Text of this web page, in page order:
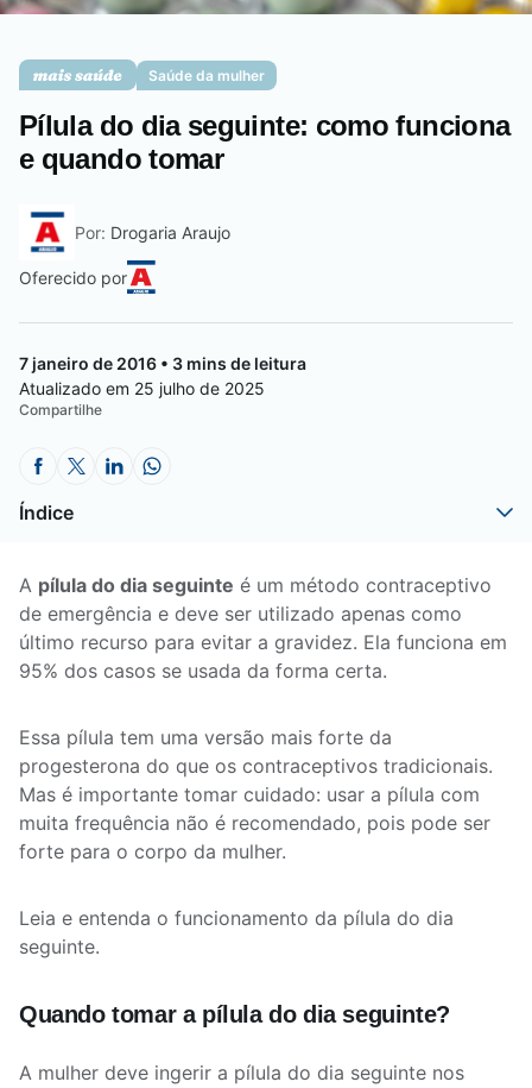
Saúde da mulher
Pílula do dia seguinte: como funciona
e quando tomar
Por: Drogaria Araujo
Oferecido por
7 janeiro de 2016 • 3 mins de leitura
Atualizado em 25 julho de 2025
Compartilhe
Índice
A pílula do dia seguinte é um método contraceptivo
de emergência e deve ser utilizado apenas como
último recurso para evitar a gravidez. Ela funciona em
95% dos casos se usada da forma certa.
Essa pílula tem uma versão mais forte da
progesterona do que os contraceptivos tradicionais.
Mas é importante tomar cuidado: usar a pílula com
muita frequência não é recomendado, pois pode ser
forte para o corpo da mulher.
Leia e entenda o funcionamento da pílula do dia
seguinte.
Quando tomar a pílula do dia seguinte?
A mulher deve ingerir a pílula do dia seguinte nos